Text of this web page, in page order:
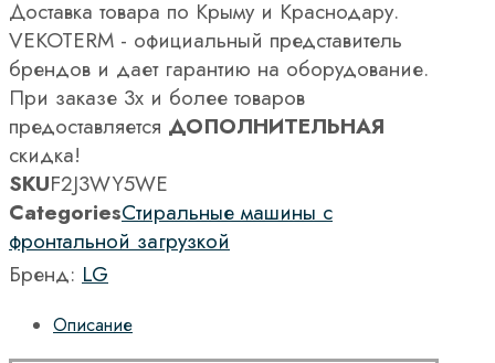
Доставка товара по Крыму и Краснодару.
VEKOTERM - официальный представитель
брендов и дает гарантию на оборудование.
При заказе 3х и более товаров
предоставляется ДОПОЛНИТЕЛЬНАЯ
скидка!
SKUF2J3WY5WE
CategoriesСтиральные машины с
фронтальной загрузкой
Бренд: LG
Описание